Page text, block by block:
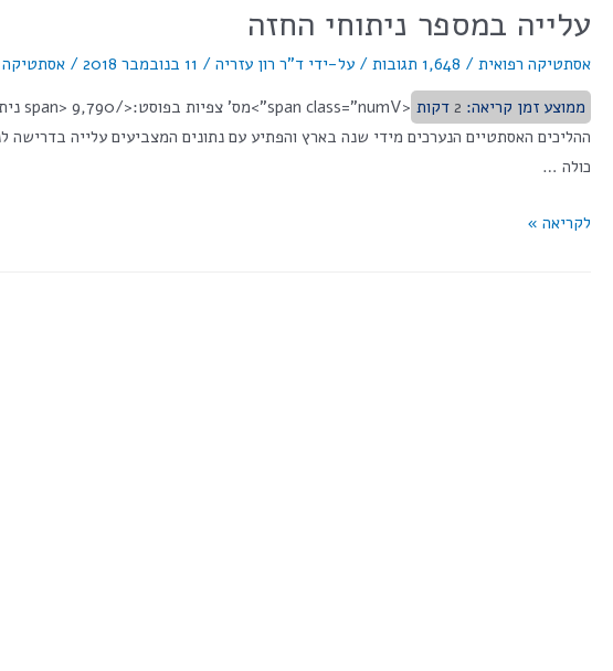
עלייה במספר ניתוחי החזה
אסתטיקה רפואית / 1,648 תגובות / על-ידי ד"ר רון עזריה / 11 בנובמבר 2018 / אסתטיקה
ממוצע זמן קריאה: 2 דקות
כולה …
לקריאה »